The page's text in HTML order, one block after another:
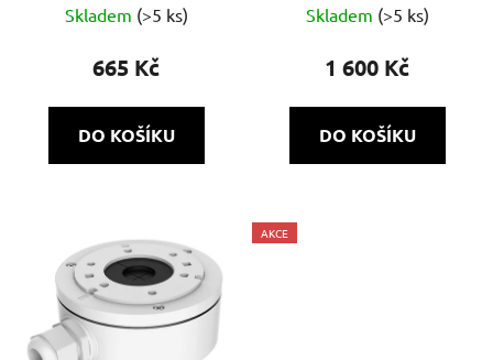
Skladem (>5 ks)
665 Kč
DO KOŠÍKU
Skladem (>5 ks)
1 600 Kč
DO KOŠÍKU
AKCE